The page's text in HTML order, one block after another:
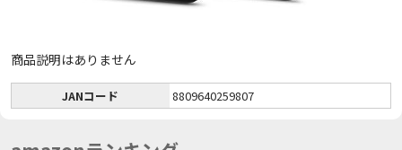
商品説明はありません
JANコード 8809640259807